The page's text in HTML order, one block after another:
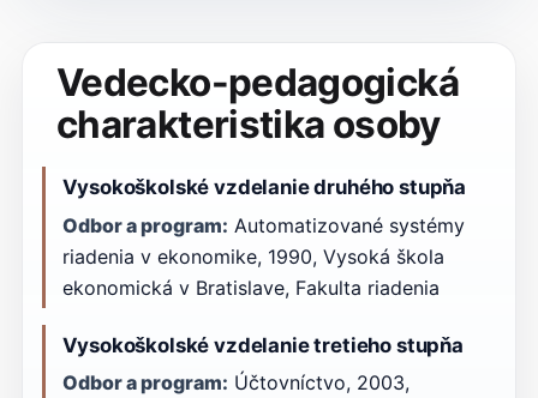
Vedecko-pedagogická
charakteristika osoby
Vysokoškolské vzdelanie druhého stupňa
Odbor a program: Automatizované systémy
riadenia v ekonomike, 1990, Vysoká škola
ekonomická v Bratislave, Fakulta riadenia
Vysokoškolské vzdelanie tretieho stupňa
Odbor a program: Účtovníctvo, 2003,